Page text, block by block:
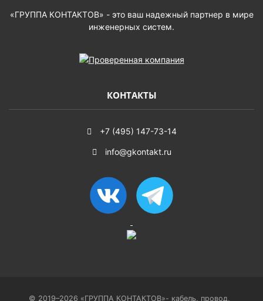
«ГРУППА КОНТАКТОВ» - это ваш надежный партнер в мире
инженерных систем.
КОНТАКТЫ
+7 (495) 147-73-14
info@gkontakt.ru
© 2019–2026 «ГРУППА КОНТАКТОВ»- кабель, провод,